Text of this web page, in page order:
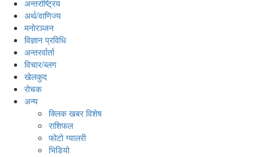
अन्तर्राष्ट्रिय
अर्थ/वाणिज्य
मनाेरञ्जन
विज्ञान प्रविधि
अन्तरर्वार्ता
विचार/ब्लग
खेलकुद
रोचक
अन्य
क्लिक खबर विशेष
राशिफल
फोटो ग्यालरी
भिडियो